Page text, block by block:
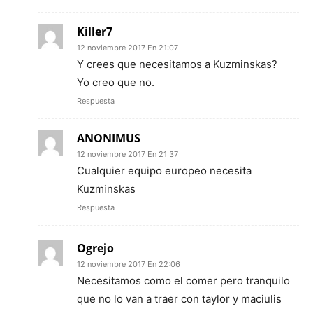
Killer7
12 noviembre 2017 En 21:07
Y crees que necesitamos a Kuzminskas?
Yo creo que no.
Respuesta
ANONIMUS
12 noviembre 2017 En 21:37
Cualquier equipo europeo necesita
Kuzminskas
Respuesta
Ogrejo
12 noviembre 2017 En 22:06
Necesitamos como el comer pero tranquilo
que no lo van a traer con taylor y maciulis